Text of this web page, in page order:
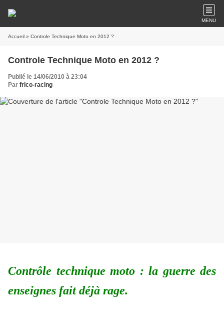
MENU
Accueil » Controle Technique Moto en 2012 ?
Controle Technique Moto en 2012 ?
Publié le 14/06/2010 à 23:04
Par frico-racing
Contrôle technique moto : la guerre des
enseignes fait déjà rage.